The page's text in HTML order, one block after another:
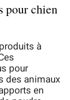
pour chien
à
pour
des animaux
en